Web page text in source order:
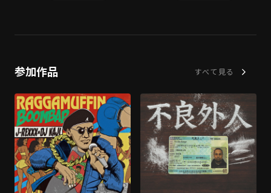
参加作品 すべて見る